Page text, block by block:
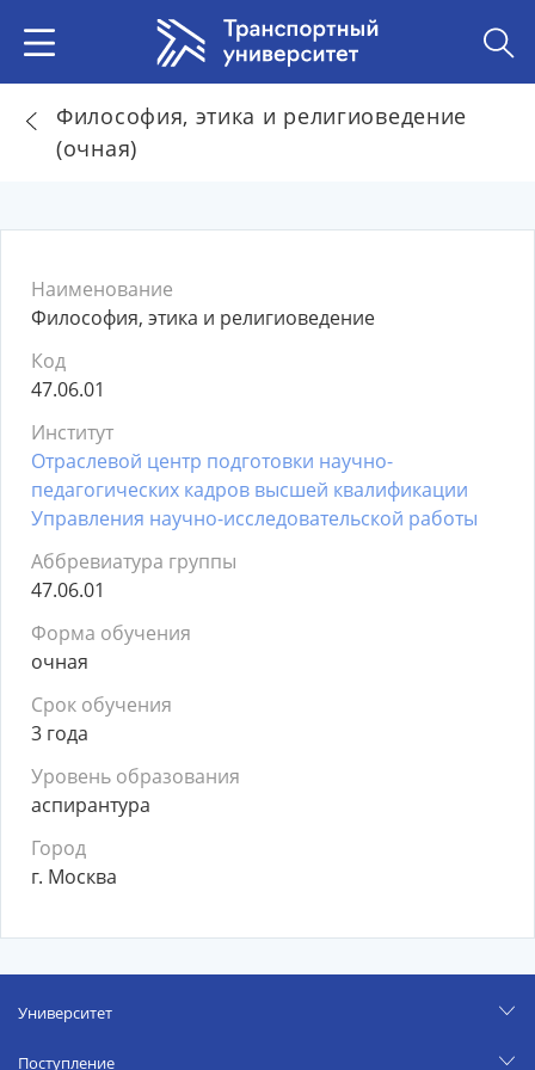
Философия, этика и религиоведение
(очная)
Наименование
Философия, этика и религиоведение
Код
47.06.01
Институт
Отраслевой центр подготовки научно-
педагогических кадров высшей квалификации
Управления научно-исследовательской работы
Аббревиатура группы
47.06.01
Форма обучения
очная
Срок обучения
3 года
Уровень образования
аспирантура
Город
г. Москва
Университет
Поступление